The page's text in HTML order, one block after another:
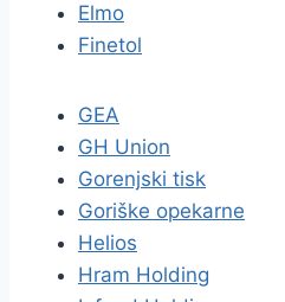
Elmo
Finetol
GEA
GH Union
Gorenjski tisk
Goriške opekarne
Helios
Hram Holding